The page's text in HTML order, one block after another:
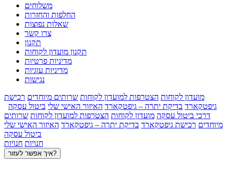
משלוחים
החלפות והחזרות
שאלות נפוצות
צרו קשר
תקנון
תקנון מועדון לקוחות
מדיניות פרטיות
מדיניות עוגיות
נגישות
מועדון לקוחות הצטרפות למועדון לקוחות שרותים מיוחדים רכישת
גיפטקארד בדיקת יתרה – גיפטקארד האיזור האישי שלי ביטול עסקה
דרכי ביטול עסקה מועדון לקוחות הצטרפות למועדון לקוחות שרותים
מיוחדים רכישת גיפטקארד בדיקת יתרה – גיפטקארד האיזור האישי שלי
ביטול עסקה
חנויות חנויות
איך אפשר לעזור?